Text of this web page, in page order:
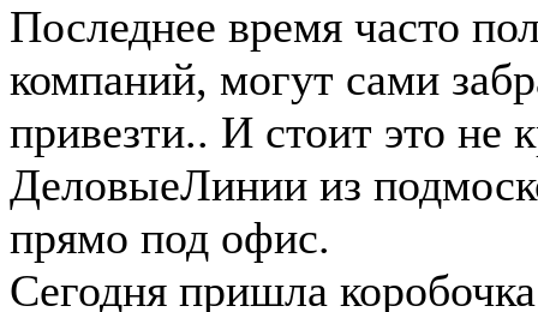
Последнее время часто
компаний, могут сами
привезти.. И стоит это не
ДеловыеЛинии из
прямо под офис.
Сегодня пришла